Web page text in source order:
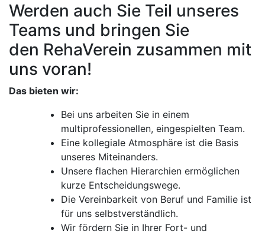
Werden auch Sie Teil unseres
Teams und bringen Sie
den RehaVerein zusammen mit
uns voran!
Das bieten wir:
Bei uns arbeiten Sie in einem
multiprofessionellen, eingespielten Team.
Eine kollegiale Atmosphäre ist die Basis
unseres Miteinanders.
Unsere flachen Hierarchien ermöglichen
kurze Entscheidungswege.
Die Vereinbarkeit von Beruf und Familie ist
für uns selbstverständlich.
Wir fördern Sie in Ihrer Fort- und